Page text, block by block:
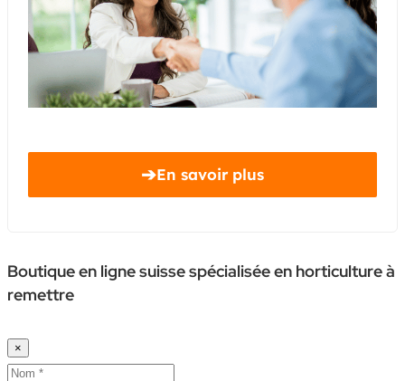
➔En savoir plus
Boutique en ligne suisse spécialisée en horticulture à
remettre
×